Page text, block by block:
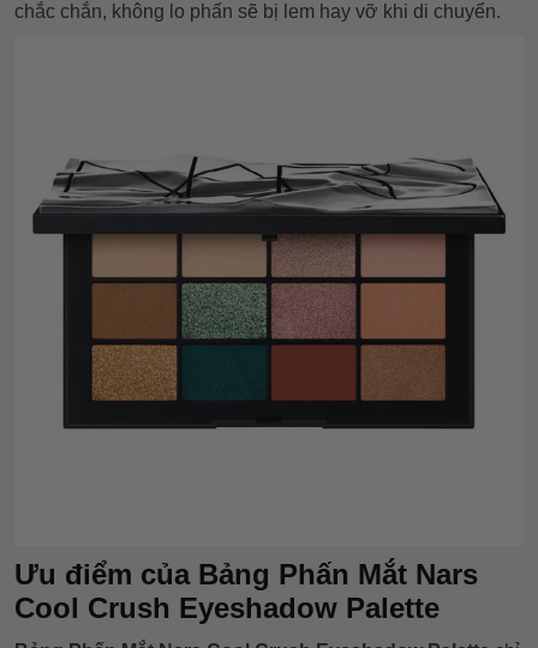
chắc chắn, không lo phấn sẽ bị lem hay vỡ khi di chuyển.
Ưu điểm của Bảng Phấn Mắt Nars
Cool Crush Eyeshadow Palette